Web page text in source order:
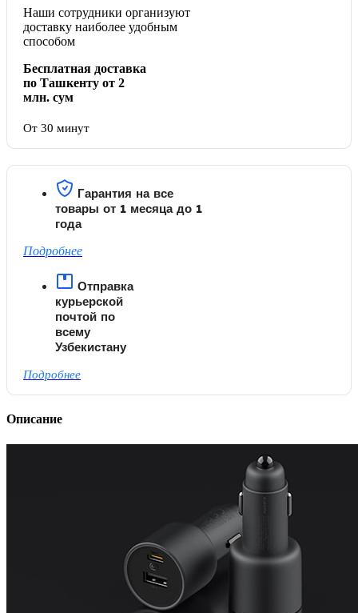
Наши сотрудники организуют
доставку наиболее удобным
способом
Бесплатная доставка
по Ташкенту от 2
млн. сум
От 30 минут
Гарантия на все
товары от 1 месяца до 1
года
Подробнее
Отправка
курьерской
почтой по
всему
Узбекистану
Подробнее
Описание